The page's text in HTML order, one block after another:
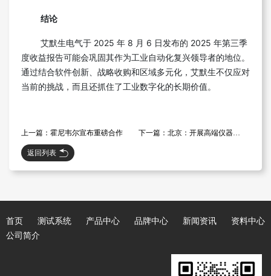
结论
艾默生电气于 2025 年 8 月 6 日发布的 2025 年第三季
度收益报告可能会巩固其作为工业自动化复兴领导者的地位。
通过结合软件创新、战略收购和区域多元化，艾默生不仅应对
当前的挑战，而且还抓住了工业数字化的长期价值。
上一篇：霍尼韦尔宣布重磅合作 下一篇：北京：开展高端仪器类项目建议书深化论证的通知
返回列表
首页 测试系统 产品中心 品牌中心 新闻资讯
资料中心
公司简介